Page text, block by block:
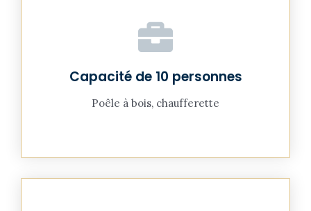
Capacité de 10 personnes
Poêle à bois, chaufferette